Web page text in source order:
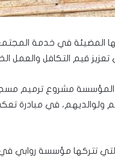
المضيئة في خدمة
تعزيز قيم التكافل والعمل
لعام 1447هـ – 2025م، دشّنت المؤسسة
ولوالديهم، في مبادرة
تتركها مؤسسة روابي